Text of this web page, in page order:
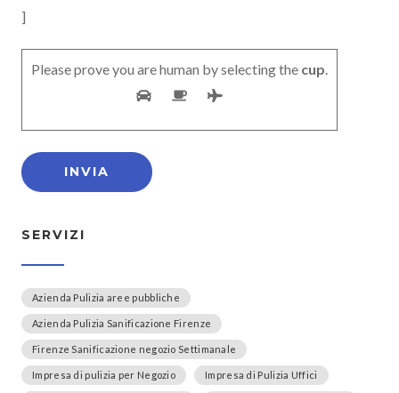
]
Please prove you are human by selecting the cup.
SERVIZI
Azienda Pulizia aree pubbliche
Azienda Pulizia Sanificazione Firenze
Firenze Sanificazione negozio Settimanale
Impresa di pulizia per Negozio Impresa di Pulizia Uffici